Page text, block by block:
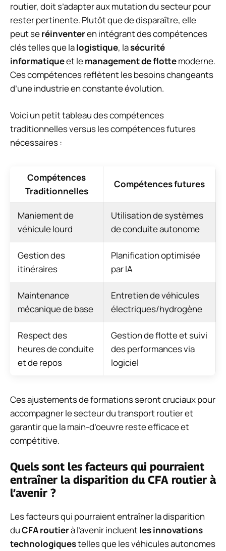
routier, doit s’adapter aux mutation du secteur pour
rester pertinente. Plutôt que de disparaître, elle
peut seréinventeren intégrant des compétences
clés telles que lalogistique, lasécurité
informatiqueet lemanagement de flottemoderne.
Ces compétences reflètent les besoins changeants
d’une industrie en constante évolution.
Voici un petit tableau des compétences
traditionnelles versus les compétences futures
nécessaires :
Compétences
Traditionnelles
Compétences futures
Maniement de
véhicule lourd
Utilisation de systèmes
de conduite autonome
Gestion des
itinéraires
Planification optimisée
par IA
Maintenance
mécanique de base
Entretien de véhicules
électriques/hydrogène
Respect des
heures de conduite
et de repos
Gestion de flotte et suivi
des performances via
logiciel
Ces ajustements de formations seront cruciaux pour
accompagner le secteur du transport routier et
garantir que la main-d’oeuvre reste efficace et
compétitive.
Quels sont les facteurs qui pourraient
entraîner la disparition du CFA routier à
l’avenir ?
Les facteurs qui pourraient entraîner la disparition
duCFA routierà l’avenir incluentles innovations
technologiquestelles que les véhicules autonomes